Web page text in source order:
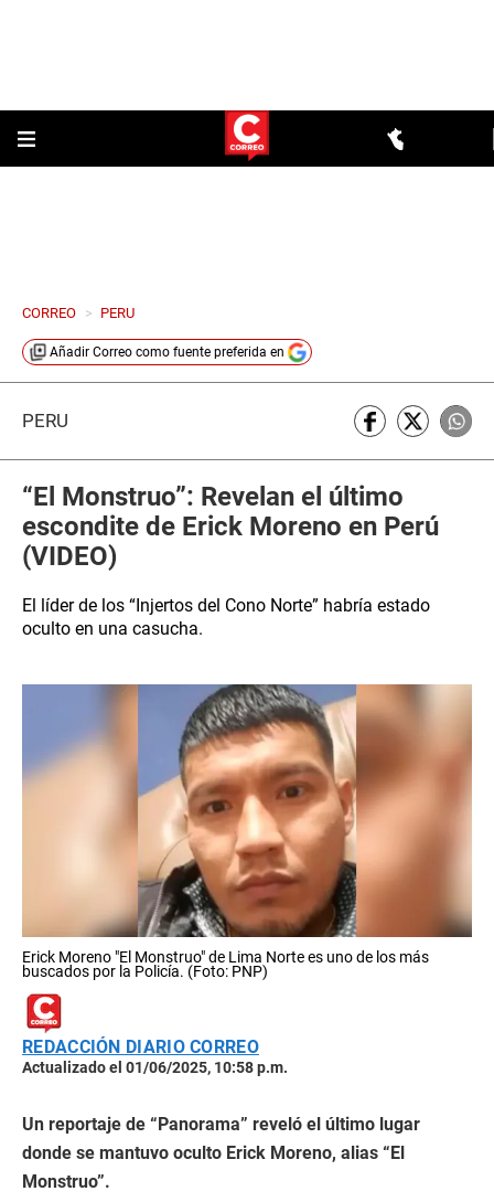
CORREO > PERU
Añadir Correo como fuente preferida en
PERÚ
“El Monstruo”: Revelan el último
escondite de Erick Moreno en Perú
(VIDEO)
El líder de los “Injertos del Cono Norte” habría estado
oculto en una casucha.
Erick Moreno "El Monstruo" de Lima Norte es uno de los más
buscados por la Policía. (Foto: PNP)
REDACCIÓN DIARIO CORREO
Actualizado el 01/06/2025, 10:58 p.m.
Un reportaje de “Panorama” reveló el último lugar
donde se mantuvo oculto Erick Moreno, alias “El
Monstruo”.